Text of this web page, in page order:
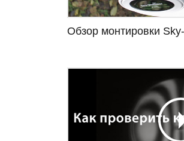
Обзор монтировки